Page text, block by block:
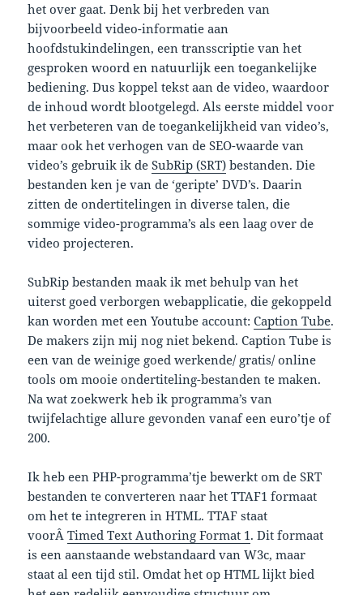
het over gaat. Denk bij het verbreden van
bijvoorbeeld video-informatie aan
hoofdstukindelingen, een transscriptie van het
gesproken woord en natuurlijk een toegankelijke
bediening. Dus koppel tekst aan de video, waardoor
de inhoud wordt blootgelegd. Als eerste middel voor
het verbeteren van de toegankelijkheid van video’s,
maar ook het verhogen van de SEO-waarde van
video’s gebruik ik deSubRip (SRT) bestanden. Die
bestanden ken je van de ‘geripte’ DVD’s. Daarin
zitten de ondertitelingen in diverse talen, die
sommige video-programma’s als een laag over de
video projecteren.
SubRip bestanden maak ik met behulp van het
uiterst goed verborgen webapplicatie, die gekoppeld
kan worden met een Youtube account:Caption Tube.
De makers zijn mij nog niet bekend. Caption Tube is
een van de weinige goed werkende/ gratis/ online
tools om mooie ondertiteling-bestanden te maken.
Na wat zoekwerk heb ik programma’s van
twijfelachtige allure gevonden vanaf een euro’tje of
200.
Ik heb een PHP-programma’tje bewerkt om de SRT
bestanden te converteren naar het TTAF1 formaat
om het te integreren in HTML. TTAF staat
voorÂTimed Text Authoring Format 1. Dit formaat
is een aanstaande webstandaard van W3c, maar
staat al een tijd stil. Omdat het op HTML lijkt bied